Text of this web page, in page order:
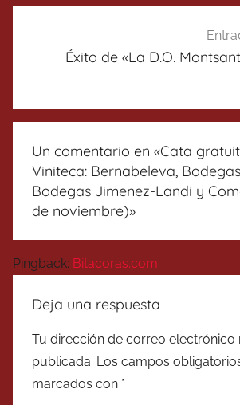
Éxito de «La D.O.
Un comentario en «Cata
Viniteca: Bernabeleva,
Bodegas Jimenez-Landi y
de noviembre)»
Pingback: Bitacoras.com
Deja una respuesta
Tu dirección de correo electrónico
publicada. Los campos
marcados con *